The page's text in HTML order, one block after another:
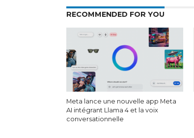
RECOMMENDED FOR YOU
Meta lance une nouvelle app Meta
AI intégrant Llama 4 et la voix
conversationnelle